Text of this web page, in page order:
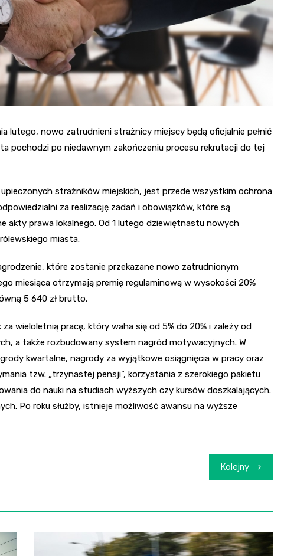
lutego, nowo zatrudnieni strażnicy miejscy będą oficjalnie pełnić
pochodzi po niedawnym zakończeniu procesu rekrutacji do tej
strażników miejskich, jest przede wszystkim ochrona
za realizację zadań i obowiązków, które są
akty prawa lokalnego. Od 1 lutego dziewiętnastu nowych
miasta.
które zostanie przekazane nowo zatrudnionym
miesiąca otrzymają premię regulaminową w wysokości 20%
5 640 zł brutto.
wieloletnią pracę, który waha się od 5% do 20% i zależy od
a także rozbudowany system nagród motywacyjnych. W
kwartalne, nagrody za wyjątkowe osiągnięcia w pracy oraz
tzw. „trzynastej pensji”, korzystania z szerokiego pakietu
do nauki na studiach wyższych czy kursów doszkalających.
Po roku służby, istnieje możliwość awansu na wyższe
Kolejny